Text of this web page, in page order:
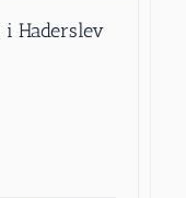
i Haderslev